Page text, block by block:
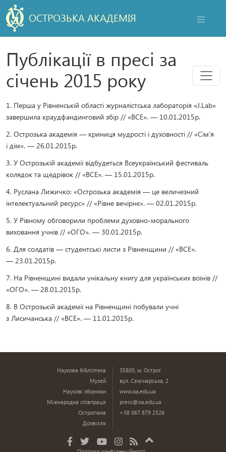
ОСТРОЗЬКА АКАДЕМІЯ
Публікації в пресі за
січень 2015 року
Меню
1. Перша у Рівненській області журналістська лабораторія «J.Lab»
завершила краудфандинговий збір // «ВСЕ». — 10.01.2015р.
2. Острозька академія — криниця мудрості і духовності // «Сім’я
і дім». — 26.01.2015р.
3. У Острозькій академії відбудеться Всеукраїнський фестиваль
колядок та щедрівок // «ВСЕ». — 15.01.2015р.
4. Руслана Лижичко: «Острозька академія — це величезний
інтелектуальний ресурс» // «Рівне вечірнє». — 02.01.2015р.
5. У Рівному обговорили проблеми духовно-морального
виховання учнів // «ОГО». — 30.01.2015р.
6. Для солдатів — студентські листи з Рівненщини // «ВСЕ».
— 23.01.2015р.
7. На Рівненщині видали унікальну книгу для українських воїнів //
«ОГО». — 28.01.2015р.
8. В Острозькій академії на Рівненщині побували учні
з Лисичанська // «ВСЕ». — 11.01.2015р.
Наукова бібліотека
Музей
Наукові збірники
Міжнародна співпраця
Острогіана
Дозвілля
35800, м. Острог
вул. Семінарська, 2
www.oa.edu.ua
press@oa.edu.ua
+38 067 879 2526